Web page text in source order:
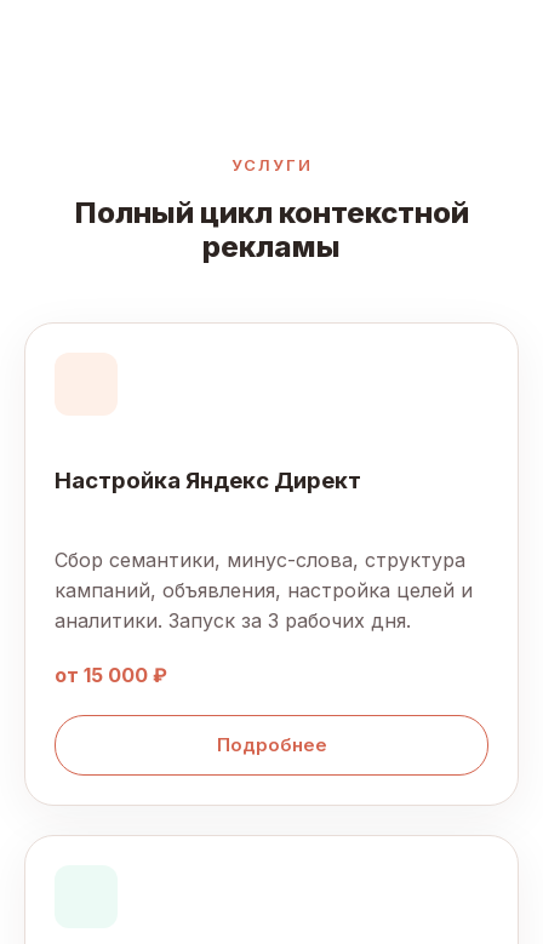
УСЛУГИ
Полный цикл контекстной
рекламы
Настройка Яндекс Директ
Сбор семантики, минус-слова, структура
кампаний, объявления, настройка целей и
аналитики. Запуск за 3 рабочих дня.
от 15 000 ₽
Подробнее